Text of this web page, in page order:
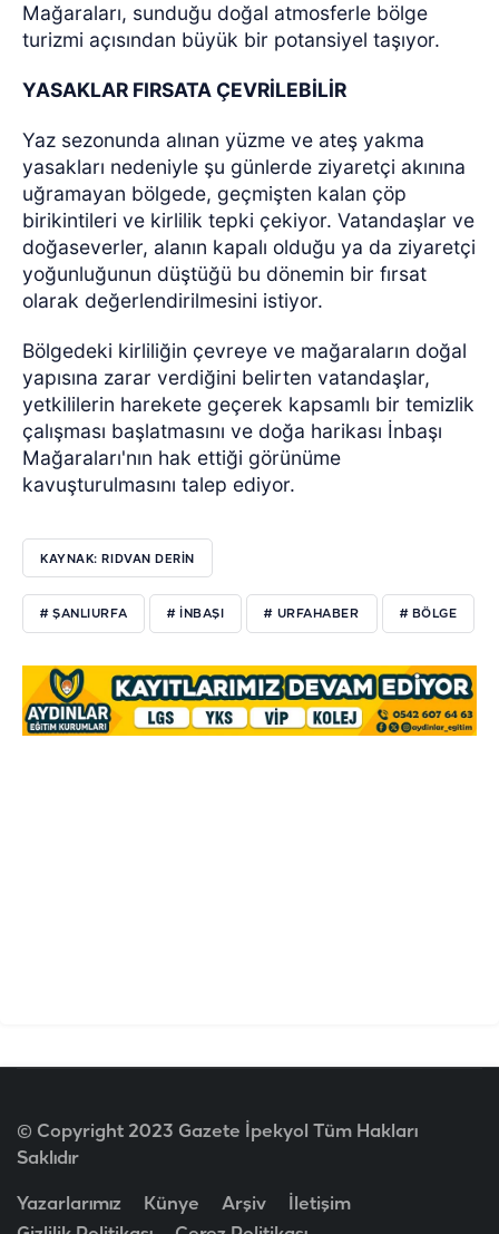
Mağaraları, sunduğu doğal atmosferle bölge
turizmi açısından büyük bir potansiyel taşıyor.
YASAKLAR FIRSATA ÇEVRİLEBİLİR
Yaz sezonunda alınan yüzme ve ateş yakma
yasakları nedeniyle şu günlerde ziyaretçi akınına
uğramayan bölgede, geçmişten kalan çöp
birikintileri ve kirlilik tepki çekiyor. Vatandaşlar ve
doğaseverler, alanın kapalı olduğu ya da ziyaretçi
yoğunluğunun düştüğü bu dönemin bir fırsat
olarak değerlendirilmesini istiyor.
Bölgedeki kirliliğin çevreye ve mağaraların doğal
yapısına zarar verdiğini belirten vatandaşlar,
yetkililerin harekete geçerek kapsamlı bir temizlik
çalışması başlatmasını ve doğa harikası İnbaşı
Mağaraları'nın hak ettiği görünüme
kavuşturulmasını talep ediyor.
KAYNAK: RIDVAN DERİN
# ŞANLIURFA # İNBAŞI # URFAHABER # BÖLGE
© Copyright 2023 Gazete İpekyol Tüm Hakları
Saklıdır
Yazarlarımız Künye Arşiv
İletişim